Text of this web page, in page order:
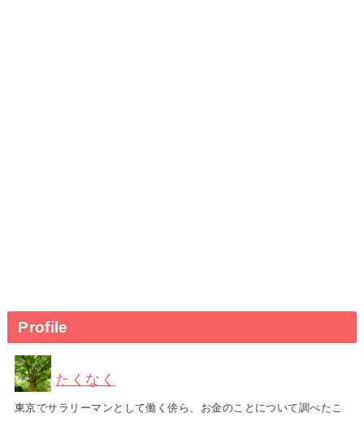
Profile
たくなく
東京でサラリーマンとして働く傍ら、お金のことについて調べたこ